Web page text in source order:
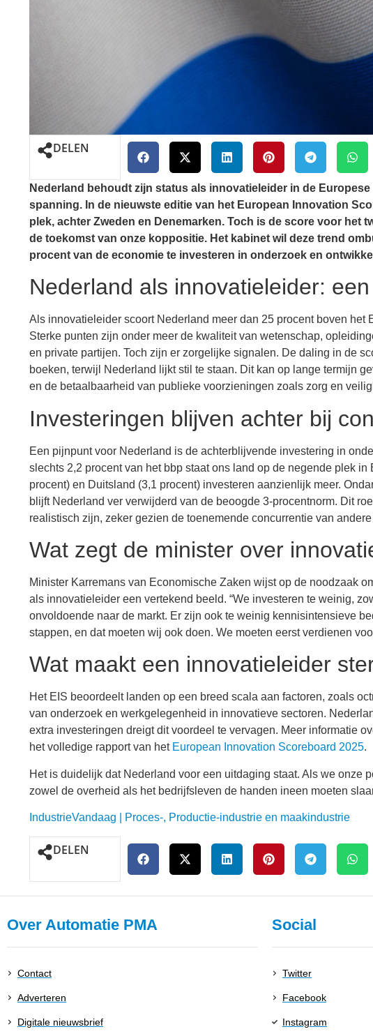
DELEN
Nederland behoudt zijn status als innovatieleider in de
spanning. In de nieuwste editie van het European Innovation
plek, achter Zweden en Denemarken. Toch is de score voor het
de toekomst van onze koppositie. Het kabinet wil deze trend
procent van de economie te investeren in onderzoek en
Nederland als innovatieleider:
Als innovatieleider scoort Nederland meer dan 25 procent boven het
Sterke punten zijn onder meer de kwaliteit van wetenschap,
en private partijen. Toch zijn er zorgelijke signalen. De daling in de
boeken, terwijl Nederland lijkt stil te staan. Dit kan op lange termijn
en de betaalbaarheid van publieke voorzieningen zoals zorg en
Investeringen blijven achter bij
Een pijnpunt voor Nederland is de achterblijvende investering in
slechts 2,2 procent van het bbp staat ons land op de negende plek
procent) en Duitsland (3,1 procent) investeren aanzienlijk meer.
blijft Nederland ver verwijderd van de beoogde 3-procentnorm. Dit
realistisch zijn, zeker gezien de toenemende concurrentie van
Wat zegt de minister over
Minister Karremans van Economische Zaken wijst op de noodzaak
als innovatieleider een vertekend beeld. “We investeren te weinig,
onvoldoende naar de markt. Er zijn ook te weinig kennisintensieve
stappen, en dat moeten wij ook doen. We moeten eerst verdienen
Wat maakt een innovatieleider
Het EIS beoordeelt landen op een breed scala aan factoren, zoals
van onderzoek en werkgelegenheid in innovatieve sectoren.
extra investeringen dreigt dit voordeel te vervagen. Meer informatie
het volledige rapport van het European Innovation Scoreboard 2025.
Het is duidelijk dat Nederland voor een uitdaging staat. Als we onze
zowel de overheid als het bedrijfsleven de handen ineen moeten
IndustrieVandaag | Proces-, Productie-industrie en maakindustrie
DELEN
Over Automatie PMA
Contact
Adverteren
Digitale nieuwsbrief
Social
Twitter
Facebook
Instagram